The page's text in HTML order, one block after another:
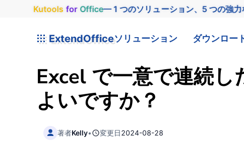
Kutools for Office— 1 つのソリューション、5 つの強
ExtendOfficeソリューション ダウンロー
Excel で一意で連続
よいですか？
著者Kelly• 変更日2024-08-28